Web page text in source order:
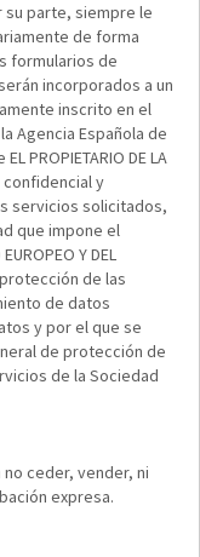
parte, siempre le
de forma
formularios de
incorporados a un
inscrito en el
Agencia Española de
PROPIETARIO DE LA
confidencial y
servicios solicitados,
que impone el
Y DEL
de las
de datos
y por el que se
de protección de
de la Sociedad
no ceder, vender, ni
expresa.